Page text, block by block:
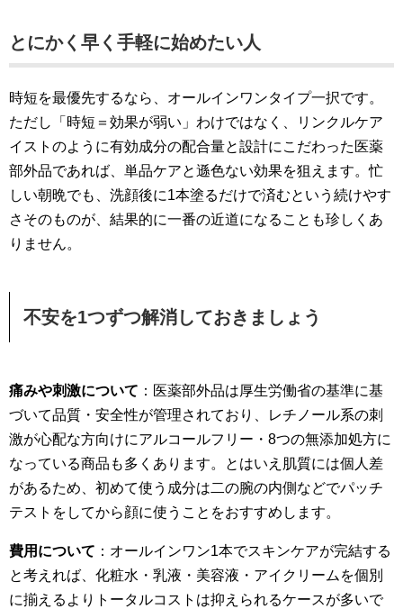
とにかく早く手軽に始めたい人
時短を最優先するなら、オールインワンタイプ一択です。
ただし「時短＝効果が弱い」わけではなく、リンクルケア
イストのように有効成分の配合量と設計にこだわった医薬
部外品であれば、単品ケアと遜色ない効果を狙えます。忙
しい朝晩でも、洗顔後に1本塗るだけで済むという続けやす
さそのものが、結果的に一番の近道になることも珍しくあ
りません。
不安を1つずつ解消しておきましょう
痛みや刺激について ：医薬部外品は厚生労働省の基準に基
づいて品質・安全性が管理されており、レチノール系の刺
激が心配な方向けにアルコールフリー・8つの無添加処方に
なっている商品も多くあります。とはいえ肌質には個人差
があるため、初めて使う成分は二の腕の内側などでパッチ
テストをしてから顔に使うことをおすすめします。
費用について ：オールインワン1本でスキンケアが完結する
と考えれば、化粧水・乳液・美容液・アイクリームを個別
に揃えるよりトータルコストは抑えられるケースが多いで